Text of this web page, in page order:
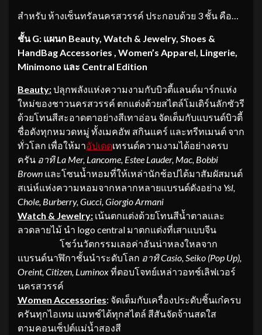
สำหรับ ห้างเซ็นทรัลนครสวรรค์ ประกอบด้วย 3 ชั้น คือ…
ชั้นG: แผนก Beauty, Watch & Jewelry, Shoes &
HandBag Accessories , Women’s Apparel, Lingerie,
Minimono และ Central Edition
Beauty:ปลุกพลังแห่งความงามกับบิวตี้แลนด์มาร์กแห่ง
ใหม่ของชาวนครสวรรค์ ตกแต่งด้วยสไตล์โมเดิร์นลักซัวรี
ด้วยโทนสีสะอาดตาอย่างสีเทาอ่อน จัดเต็มกับแบรนด์บิวตี้
ชื่อดังทุกหมวดหมู่ ทั้งเมคอัพ สกินแคร์ และทรีทเมนต์ จาก
ทั่วโลก เพื่อให้มาอัปเดตเทรนด์ความงามได้อย่างครบ
ครัน อาทิLa Mer, Lancome, Estee Lauder, Mac, Bobbi
Brown และโซนน้ำหอมที่ให้เหล่านักช้อปได้มาสัมผัสมนต์
สเน่ห์แห่งความหอมจากหลากหลายแบรนด์ดังอย่าง Ysl,
Chole, Burberry, Gucci, Giorgio Armani
Watch & Jewelry: เน้นตกแต่งด้วยโทนสีน้ำตาลและ
ลวดลายไม้ นำ logo central มาตกแต่งที่เสาแบบจีน
โชว์นวัตกรรมเลอค่าอันน่าหลงใหลจาก
แบรนด์นาฬิกาชั้นนำระดับโลก อาทิCasio, Seiko (Pop Up),
Oreint, Citizen, Luminoxที่ตอบโจทย์เหล่าวอทช์เลิฟเวอร์
นครสวรรค์
Women Accessories: จัดเต็มกับเครื่องประดับชิ้นเก๋ครบ
ครันทุกไอเทม แมทช์ได้ทุกสไตล์ สีสันจัดจ้านสดใส
ตามคอนเซ็ปต์แม่น้ำสองสี